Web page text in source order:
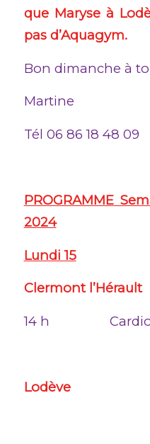
que Maryse à
pas d’Aquagym.
Bon dimanche à
Martine
Tél 06 86 18 48 09
PROGRAMME
2024
Lundi 15
Clermont
14 h Cardio-
Lodève